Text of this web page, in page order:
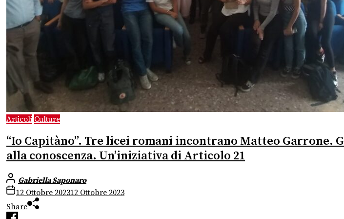
Articoli Culture
“Io Capitàno”. Tre licei romani incontrano Matteo
alla conoscenza. Un’iniziativa di Articolo 21
Gabriella Saponaro
12 Ottobre 202312 Ottobre 2023
Share